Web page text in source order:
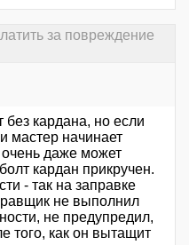
за повреждение
без кардана, но если
мастер начинает
очень даже может
кардан прикручен.
- так на заправке
не выполнил
не предупредил,
того, как он вытащит